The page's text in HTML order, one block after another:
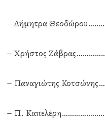
– Δήμητρα
– Χρήστος
– Παναγιώτης
– Π.